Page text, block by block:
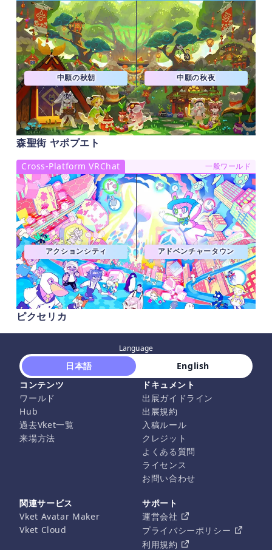
中願の秋朝 中願の秋夜
森聖街 ヤポプエト
Cross-Platform VRChat 一般ワールド
アクションシティ アドベンチャータウン
ピクセリカ
Language
日本語
English
コンテンツ
ワールド
Hub
過去Vket一覧
来場方法
ドキュメント
出展ガイドライン
出展規約
入稿ルール
クレジット
よくある質問
ライセンス
お問い合わせ
関連サービス
Vket Avatar Maker
Vket Cloud
サポート
運営会社
プライバシーポリシー
利用規約